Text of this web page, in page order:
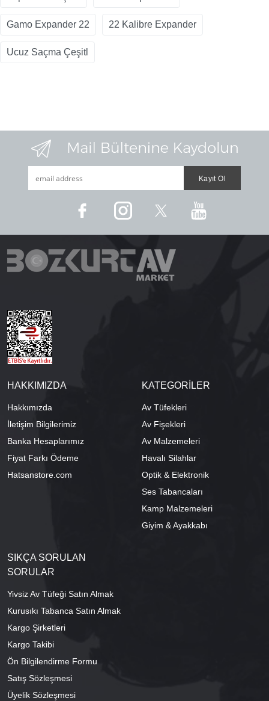
Gamo Expander 22 22 Kalibre Expander
Ucuz Saçma Çeşitl
HAKKIMIZDA
Hakkımızda
İletişim Bilgilerimiz
Banka Hesaplarımız
Fiyat Farkı Ödeme
Hatsanstore.com
KATEGORİLER
Av Tüfekleri
Av Fişekleri
Av Malzemeleri
Havalı Silahlar
Optik & Elektronik
Ses Tabancaları
Kamp Malzemeleri
Giyim & Ayakkabı
SIKÇA SORULAN
SORULAR
Yivsiz Av Tüfeği Satın Almak
Kurusıkı Tabanca Satın Almak
Kargo Şirketleri
Kargo Takibi
Ön Bilgilendirme Formu
Satış Sözleşmesi
Üyelik Sözleşmesi